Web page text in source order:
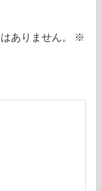
ありません。
※